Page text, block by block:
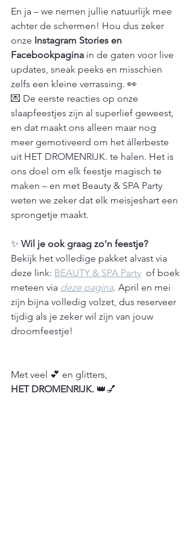
En ja – we nemen jullie natuurlijk mee
achter de schermen! Hou dus zeker
onze Instagram Stories en
Facebookpagina in de gaten voor live
updates, sneak peeks en misschien
zelfs een kleine verrassing. 👀
💌 De eerste reacties op onze
slaapfeestjes zijn al superlief geweest,
en dat maakt ons alleen maar nog
meer gemotiveerd om het állerbeste
uit HET DROMENRIJK. te halen. Het is
ons doel om elk feestje magisch te
maken – en met Beauty & SPA Party
weten we zeker dat elk meisjeshart een
sprongetje maakt.
✨ Wil je ook graag zo'n feestje?
Bekijk het volledige pakket alvast via
deze link: BEAUTY & SPA Party of boek
meteen via deze pagina. April en mei
zijn bijna volledig volzet, dus reserveer
tijdig als je zeker wil zijn van jouw
droomfeestje!
Met veel 💕 en glitters,
HET DROMENRIJK. 👑💅